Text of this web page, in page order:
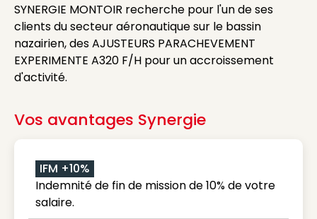
SYNERGIE MONTOIR recherche pour l'un de ses
clients du secteur aéronautique sur le bassin
nazairien, des AJUSTEURS PARACHEVEMENT
EXPERIMENTE A320 F/H pour un accroissement
d'activité.
Vos avantages Synergie
IFM +10%
Indemnité de fin de mission de 10% de votre
salaire.